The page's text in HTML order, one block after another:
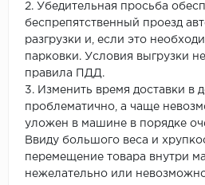
2. Убедительная просьба
беспрепятственный проезд
разгрузки и, если это
парковки. Условия выгрузки
правила ПДД.
3. Изменить время доставки в
проблематично, а чаще
уложен в машине в порядке
Ввиду большого веса и
перемещение товара внутри
нежелательно или